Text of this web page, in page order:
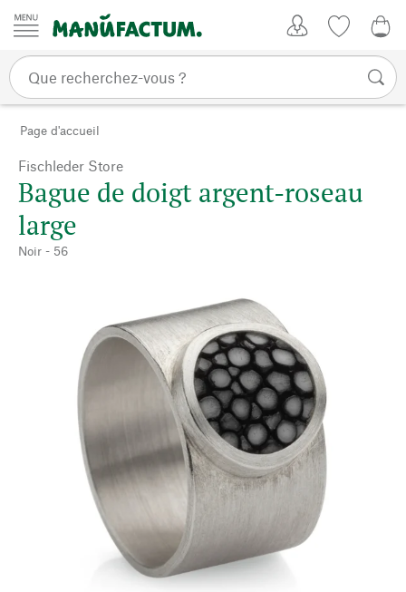
Passer au contenu
Page d'accueil
Fischleder Store
Bague de doigt argent-roseau
large
Noir - 56